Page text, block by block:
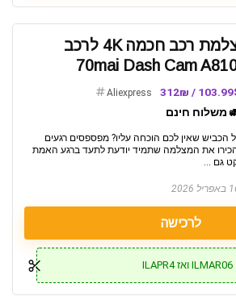
מצלמת רכב חכמה 4K לרכב
70mai Dash Cam
103.99$ /
Aliexpress
משלוח חינם
שאין לכם הוכחה עליו? מפספסים רגעים
את המצלמה שתמיד יודעת לתעד ברגע האמת
גם ...
2026
לרכישה
ILMAR06 ואז ILAPR4